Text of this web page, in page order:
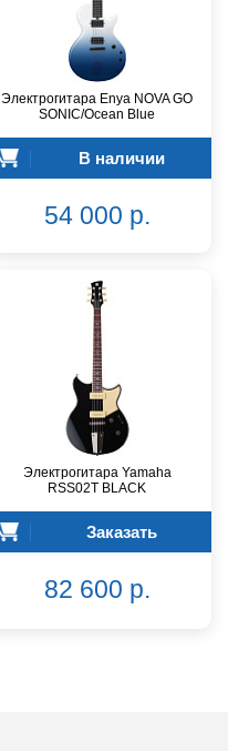
Электрогитара Enya NOVA GO
SONIC/Ocean Blue
В наличии
54 000 р.
Электрогитара Yamaha
RSS02T BLACK
Заказать
82 600 р.